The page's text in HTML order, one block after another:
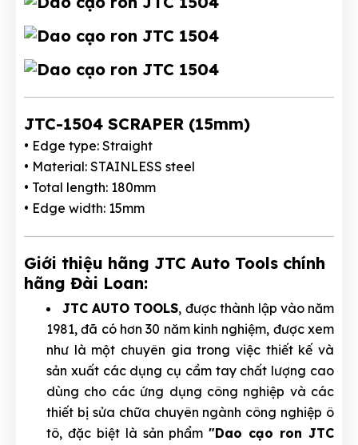
JTC-1504 SCRAPER (15mm)
• Edge type: Straight
• Material: STAINLESS steel
• Total length: 180mm
• Edge width: 15mm
Giới thiệu hãng JTC Auto Tools chính
hãng Đài Loan:
JTC AUTO TOOLS, được thành lập vào năm
1981, đã có hơn 30 năm kinh nghiệm, được xem
như là một chuyên gia trong việc thiết kế và
sản xuất các dụng cụ cầm tay chất lượng cao
dùng cho các ứng dụng công nghiệp và các
thiết bị sửa chữa chuyên ngành công nghiệp ô
tô, đặc biệt là sản phẩm"Dao cạo ron JTC